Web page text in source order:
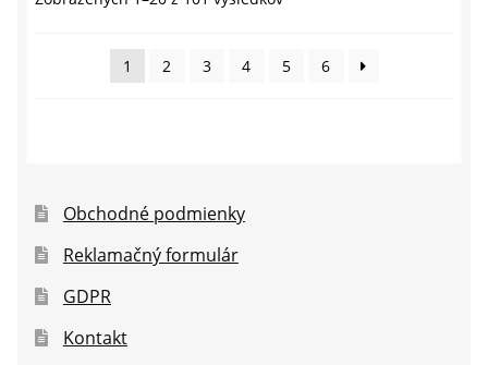
1
2 3 4 5 6
Obchodné podmienky
Reklamačný formulár
GDPR
Kontakt